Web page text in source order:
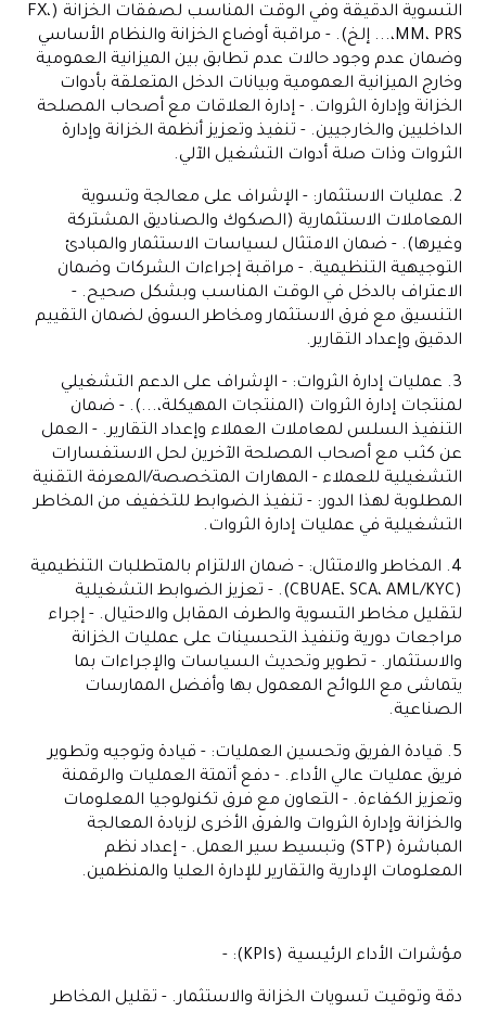
التسوية الدقيقة وفي الوقت المناسب لصفقات الخزانة (FX،
MM، PRS،... إلخ). - مراقبة أوضاع الخزانة والنظام الأساسي
وضمان عدم وجود حالات عدم تطابق بين الميزانية العمومية
وخارج الميزانية العمومية وبيانات الدخل المتعلقة بأدوات
الخزانة وإدارة الثروات. - إدارة العلاقات مع أصحاب المصلحة
الداخليين والخارجيين. - تنفيذ وتعزيز أنظمة الخزانة وإدارة
الثروات وذات صلة أدوات التشغيل الآلي.
2. عمليات الاستثمار: - الإشراف على معالجة وتسوية
المعاملات الاستثمارية (الصكوك والصناديق المشتركة
وغيرها). - ضمان الامتثال لسياسات الاستثمار والمبادئ
التوجيهية التنظيمية. - مراقبة إجراءات الشركات وضمان
الاعتراف بالدخل في الوقت المناسب وبشكل صحيح. -
التنسيق مع فرق الاستثمار ومخاطر السوق لضمان التقييم
الدقيق وإعداد التقارير.
3. عمليات إدارة الثروات: - الإشراف على الدعم التشغيلي
لمنتجات إدارة الثروات (المنتجات المهيكلة،...). - ضمان
التنفيذ السلس لمعاملات العملاء وإعداد التقارير. - العمل
عن كثب مع أصحاب المصلحة الآخرين لحل الاستفسارات
التشغيلية للعملاء - المهارات المتخصصة/المعرفة التقنية
المطلوبة لهذا الدور: - تنفيذ الضوابط للتخفيف من المخاطر
التشغيلية في عمليات إدارة الثروات.
4. المخاطر والامتثال: - ضمان الالتزام بالمتطلبات التنظيمية
(CBUAE، SCA، AML/KYC). - تعزيز الضوابط التشغيلية
لتقليل مخاطر التسوية والطرف المقابل والاحتيال. - إجراء
مراجعات دورية وتنفيذ التحسينات على عمليات الخزانة
والاستثمار. - تطوير وتحديث السياسات والإجراءات بما
يتماشى مع اللوائح المعمول بها وأفضل الممارسات
الصناعية.
5. قيادة الفريق وتحسين العمليات: - قيادة وتوجيه وتطوير
فريق عمليات عالي الأداء. - دفع أتمتة العمليات والرقمنة
وتعزيز الكفاءة. - التعاون مع فرق تكنولوجيا المعلومات
والخزانة وإدارة الثروات والفرق الأخرى لزيادة المعالجة
المباشرة (STP) وتبسيط سير العمل. - إعداد نظم
المعلومات الإدارية والتقارير للإدارة العليا والمنظمين.
مؤشرات الأداء الرئيسية (KPIs): -
دقة وتوقيت تسويات الخزانة والاستثمار. - تقليل المخاطر